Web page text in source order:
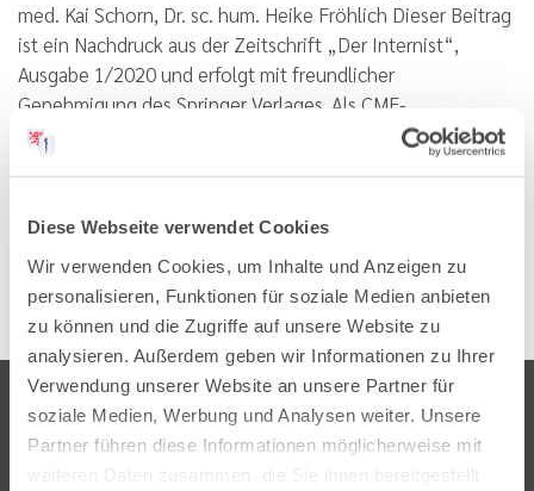
Diese Webseite verwendet Cookies
Wir verwenden Cookies, um Inhalte und Anzeigen zu
personalisieren, Funktionen für soziale Medien anbieten
zu können und die Zugriffe auf unsere Website zu
analysieren. Außerdem geben wir Informationen zu Ihrer
Verwendung unserer Website an unsere Partner für
soziale Medien, Werbung und Analysen weiter. Unsere
Partner führen diese Informationen möglicherweise mit
med. Kai Schorn, Dr. sc. hum. Heike Fröhlich Dieser Beitrag
ist ein Nachdruck aus der Zeitschrift „Der Internist“,
Ausgabe 1/2020 und erfolgt mit freundlicher
Genehmigung des Springer Verlages. Als CME-
Fortbildung…